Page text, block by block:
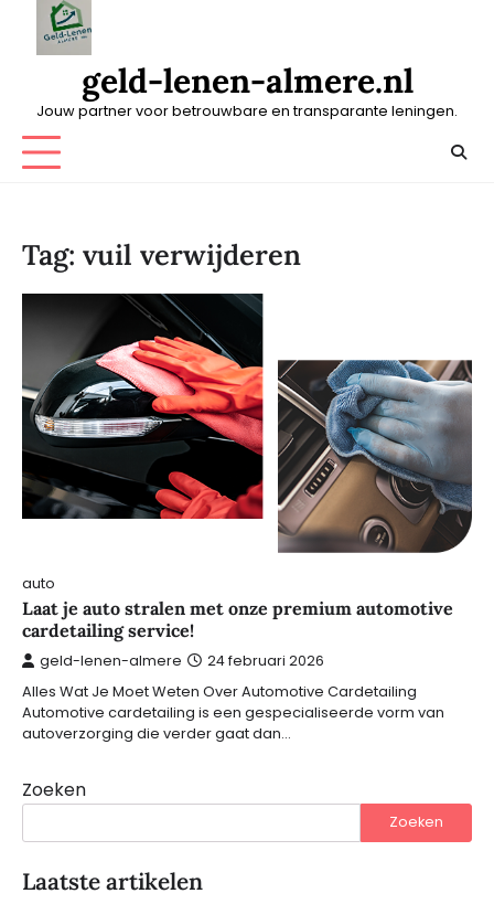
geld-lenen-almere.nl
Jouw partner voor betrouwbare en transparante leningen.
Tag: vuil verwijderen
auto
Laat je auto stralen met onze premium automotive
cardetailing service!
geld-lenen-almere 24 februari 2026
Alles Wat Je Moet Weten Over Automotive Cardetailing
Automotive cardetailing is een gespecialiseerde vorm van
autoverzorging die verder gaat dan…
Zoeken
Zoeken
Laatste artikelen